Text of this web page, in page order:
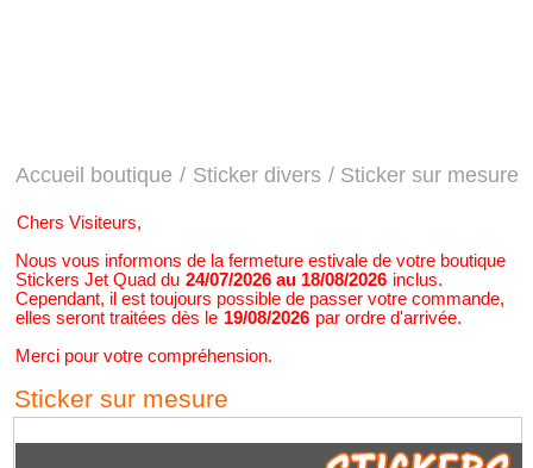
Accueil boutique / Sticker divers / Sticker sur mesure
Chers Visiteurs,
Nous vous informons de la fermeture estivale de votre boutique
Stickers Jet Quad du 24/07/2026 au 18/08/2026 inclus.
Cependant, il est toujours possible de passer votre commande,
elles seront traitées dès le 19/08/2026 par ordre d'arrivée.
Merci pour votre compréhension.
Sticker sur mesure